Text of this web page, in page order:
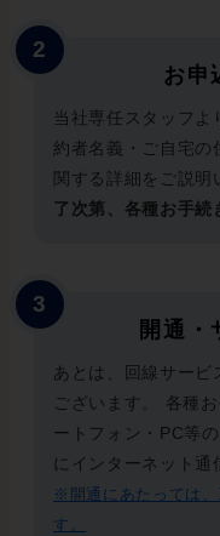
お申
当社専任スタッフよ
約者名義・ご自宅の
関する詳細をご説明
了次第、各種お手続
開通・
あとは、回線サービ
ございます。 各種
ートフォン・PC等
にインターネット通
※開通にあたっては
す。